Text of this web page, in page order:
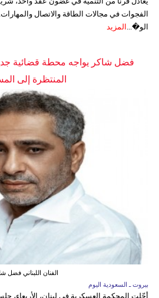
الفجوات في مجالات الطاقة والاتصال
الو�... المزيد
فضل شاكر يواجه محطة قضائية
المنتظرة إلى
الفنان اللبناني فضل
بيروت ـ السعودية اليوم
أجّلت المحكمة العسكرية في لبنان، الأربعاء،